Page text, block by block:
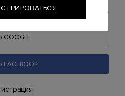
или
GOOGLE
FACEBOOK